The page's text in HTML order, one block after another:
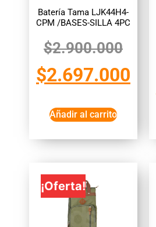
Batería Tama LJK44H4-
CPM /BASES-SILLA 4PC
$2.900.000
$2.697.000
Añadir al carrito
¡Oferta!